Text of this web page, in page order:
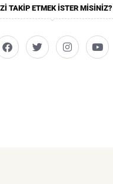
TAKIP ETMEK ISTER MISINIZ?